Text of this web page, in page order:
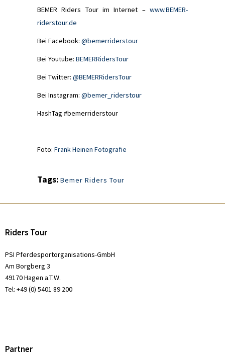
BEMER Riders Tour im Internet – www.BEMER-
riderstour.de
Bei Facebook: @bemerriderstour
Bei Youtube: BEMERRidersTour
Bei Twitter: @BEMERRidersTour
Bei Instagram: @bemer_riderstour
HashTag #bemerriderstour
Foto: Frank Heinen Fotografie
Tags: Bemer Riders Tour
Riders Tour
PSI Pferdesportorganisations-GmbH
Am Borgberg 3
49170 Hagen a.T.W.
Tel: +49 (0) 5401 89 200
Partner